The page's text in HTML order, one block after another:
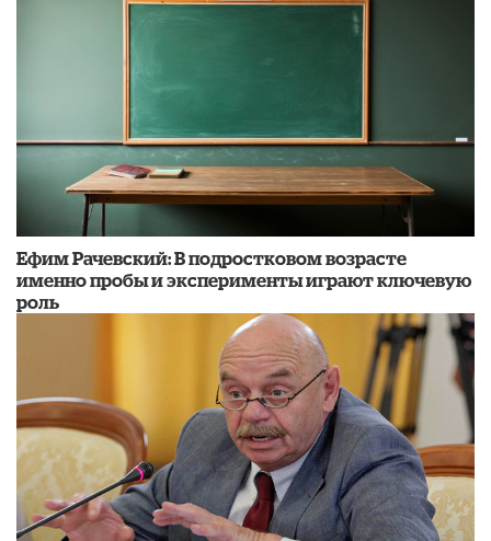
Ефим Рачевский: В подростковом возрасте
именно пробы и эксперименты играют ключевую
роль